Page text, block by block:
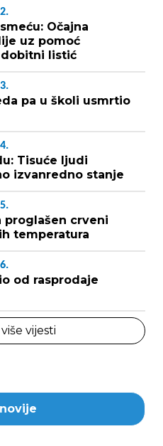
2.
Očajna
uz pomoć
dobitni listić
3.
pa u školi usmrtio
4.
Tisuće ljudi
izvanredno stanje
5.
proglašen crveni
temperatura
6.
od rasprodaje
vijesti